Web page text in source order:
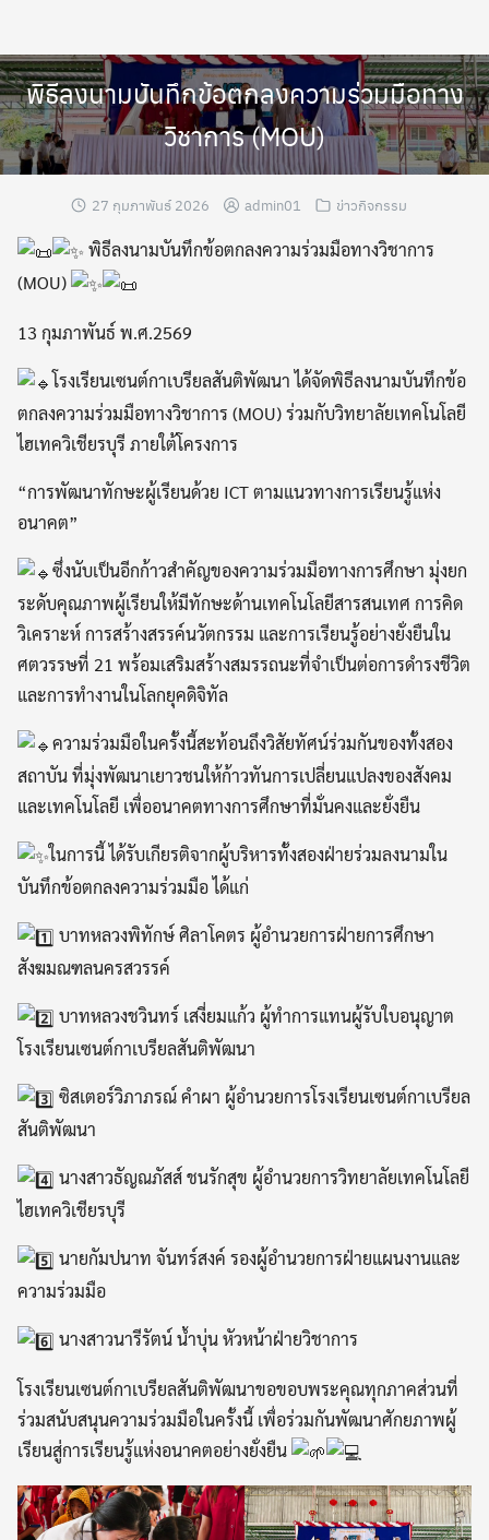
content
พิธีลงนามบันทึกข้อตกลงความร่วมมือทาง
วิชาการ (MOU)
27 กุมภาพันธ์ 2026 admin01 ข่าวกิจกรรม
พิธีลงนามบันทึกข้อตกลงความร่วมมือทางวิชาการ
(MOU)
13 กุมภาพันธ์ พ.ศ.2569
โรงเรียนเซนต์กาเบรียลสันติพัฒนา ได้จัดพิธีลงนามบันทึกข้อ
ตกลงความร่วมมือทางวิชาการ (MOU) ร่วมกับวิทยาลัยเทคโนโลยี
ไฮเทควิเชียรบุรี ภายใต้โครงการ
“การพัฒนาทักษะผู้เรียนด้วย ICT ตามแนวทางการเรียนรู้แห่ง
อนาคต”
ซึ่งนับเป็นอีกก้าวสำคัญของความร่วมมือทางการศึกษา มุ่งยก
ระดับคุณภาพผู้เรียนให้มีทักษะด้านเทคโนโลยีสารสนเทศ การคิด
วิเคราะห์ การสร้างสรรค์นวัตกรรม และการเรียนรู้อย่างยั่งยืนใน
ศตวรรษที่ 21 พร้อมเสริมสร้างสมรรถนะที่จำเป็นต่อการดำรงชีวิต
และการทำงานในโลกยุคดิจิทัล
ความร่วมมือในครั้งนี้สะท้อนถึงวิสัยทัศน์ร่วมกันของทั้งสอง
สถาบัน ที่มุ่งพัฒนาเยาวชนให้ก้าวทันการเปลี่ยนแปลงของสังคม
และเทคโนโลยี เพื่ออนาคตทางการศึกษาที่มั่นคงและยั่งยืน
ในการนี้ ได้รับเกียรติจากผู้บริหารทั้งสองฝ่ายร่วมลงนามใน
บันทึกข้อตกลงความร่วมมือ ได้แก่
บาทหลวงพิทักษ์ ศิลาโคตร ผู้อำนวยการฝ่ายการศึกษา
สังฆมณฑลนครสวรรค์
บาทหลวงชวินทร์ เสงี่ยมแก้ว ผู้ทำการแทนผู้รับใบอนุญาต
โรงเรียนเซนต์กาเบรียลสันติพัฒนา
ซิสเตอร์วิภาภรณ์ คำผา ผู้อำนวยการโรงเรียนเซนต์กาเบรียล
สันติพัฒนา
นางสาวธัญณภัสส์ ชนรักสุข ผู้อำนวยการวิทยาลัยเทคโนโลยี
ไฮเทควิเชียรบุรี
นายกัมปนาท จันทร์สงค์ รองผู้อำนวยการฝ่ายแผนงานและ
ความร่วมมือ
นางสาวนารีรัตน์ น้ำบุ่น หัวหน้าฝ่ายวิชาการ
โรงเรียนเซนต์กาเบรียลสันติพัฒนาขอขอบพระคุณทุกภาคส่วนที่
ร่วมสนับสนุนความร่วมมือในครั้งนี้ เพื่อร่วมกันพัฒนาศักยภาพผู้
เรียนสู่การเรียนรู้แห่งอนาคตอย่างยั่งยืน